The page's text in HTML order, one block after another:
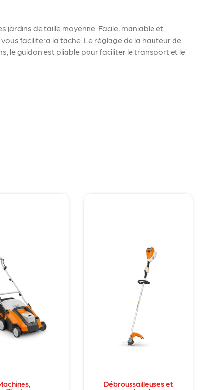
jardins de taille moyenne. Facile, maniable et
facilitera la tâche. Le réglage de la hauteur de
le guidon est pliable pour faciliter le transport et le
Débroussailleuses et